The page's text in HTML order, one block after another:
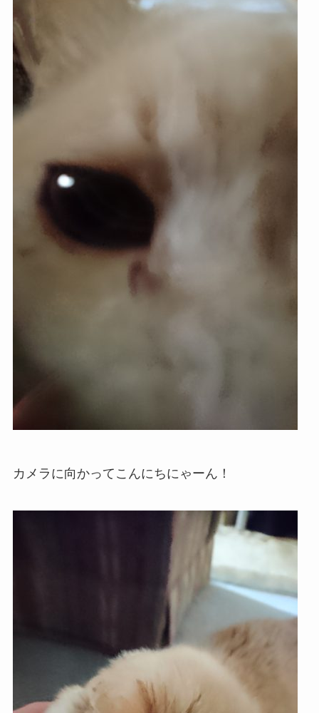
カメラに向かってこんにちにゃーん！